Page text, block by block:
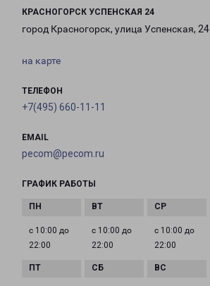
КРАСНОГОРСК УСПЕНСКАЯ 24
город Красногорск, улица Успенская, 24
на карте
ТЕЛЕФОН
+7(495) 660-11-11
EMAIL
pecom@pecom.ru
ГРАФИК РАБОТЫ
с 10:00 до
22:00
с 10:00 до
22:00
с 10:00 до
22:00